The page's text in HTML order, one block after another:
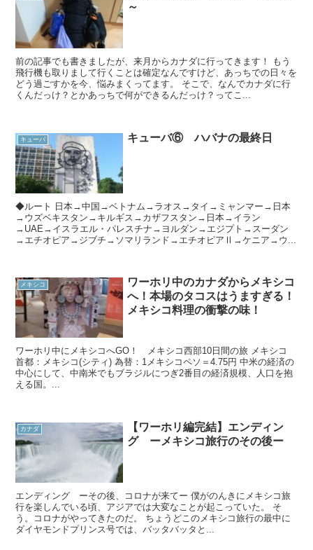
～
前の記事でも書きましたが、来月からカナダに行ってきます！ もう
飛行機も取りまして行くことは確定なんですけど、あっちでの日々を
どう過ごすかを今、悩みまくってます。 そこで、なんでカナダに行
くんだっけ？とかあっちで何ができるんだっけ？ってこ...
キューバ キューバ⑥ ハバナの最終日
◆ルート 日本→中国→ベトナム→ラオス→タイ→ミャンマー→日本
→ウズベキスタン→キルギス→カザフスタン→日本→イラン
→UAE→イスラエル・パレスチナ→ヨルダン→エジプト→スーダン
→エチオピア→ジブチ→ソマリランド→エチオピアⅡ→ケニア→ウ...
メキシコ
ワーホリ中のカナダからメキシコ
へ！本場のタコスはうますぎる！
メキシコ料理の衝撃の味！
ワーホリ中にメキシコへGO！ メキシコ西部10日間の旅 メキシコ
首都：メキシコ(シティ) 為替：1メキシコペソ＝4.75円 中米の経済の
中心にして、中南米でもブラジルにつぎ2番目の経済規模、人口を抱
える国。...
カナダ
【ワーホリ編完結】エンディン
グ ーメキシコ旅行のその後ー
エンディング ーその後、コロナが来てー 僕がのんきにメキシコ旅
行を楽しんでいる頃、アジアでは大変なことが起こっていた。 そ
う。コロナがやってきたのだ。 ちょうどこのメキシコ旅行の最中に
ダイヤモンドプリンス号では、バッタバッタと...